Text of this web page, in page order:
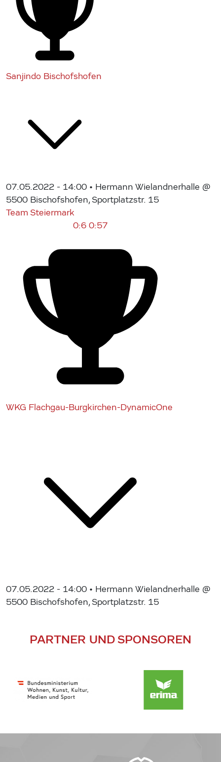
Sanjindo Bischofshofen
07.05.2022 - 14:00 • Hermann Wielandnerhalle @
5500 Bischofshofen, Sportplatzstr. 15
Team Steiermark
0:6 0:57
WKG Flachgau-Burgkirchen-DynamicOne
07.05.2022 - 14:00 • Hermann Wielandnerhalle @
5500 Bischofshofen, Sportplatzstr. 15
PARTNER UND SPONSOREN